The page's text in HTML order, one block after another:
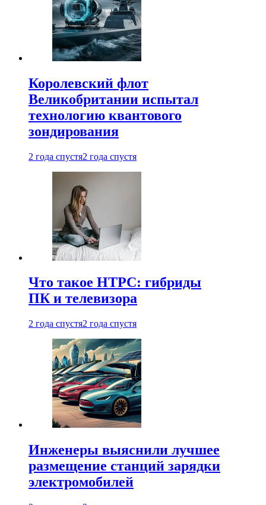
Королевский флот
Великобритании испытал
технологию квантового
зондирования
2 года спустя2 года спустя
Что такое HTPC: гибриды
ПК и телевизора
2 года спустя2 года спустя
Инженеры выяснили лучшее
размещение станций зарядки
электромобилей